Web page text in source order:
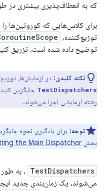
که به انعطاف‌پذیری بیشتری در
برای کلاس‌هایی که کوروتین‌ها
توزیع‌کننده،
توضیح داده شده است، تزریق
نکته کلیدی: در آزمایش‌ها،
TestDispatchers جایگزین
رشته آزمایشی اجرا می‌شوند.
توجه:
بخش the Main Dispatcher
TestDispatchers ، به
می‌شوند، یک زمان‌بندی جدید